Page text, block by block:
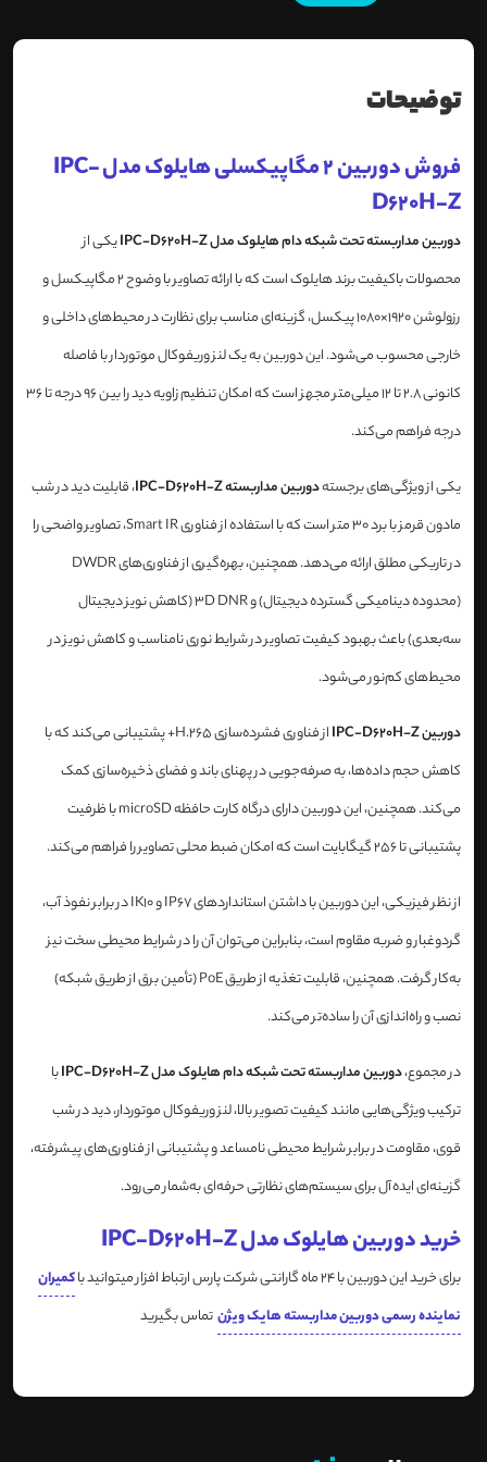
توضیحات
فروش دوربین 2 مگاپیکسلی هایلوک مدل IPC-
D620H-Z
دوربین مداربسته تحت شبکه دام هایلوک مدل IPC-D620H-Z
یکی از
محصولات باکیفیت برند هایلوک است که با ارائه تصاویر با وضوح 2 مگاپیکسل و
رزولوشن 1920×1080 پیکسل، گزینه‌ای مناسب برای نظارت در محیط‌های داخلی و
خارجی محسوب می‌شود. این دوربین به یک لنز وریفوکال موتوردار با فاصله
کانونی 2.8 تا 12 میلی‌متر مجهز است که امکان تنظیم زاویه دید را بین 96 درجه تا 36
درجه فراهم می‌کند.​
یکی از ویژگی‌های برجستهدوربین مداربسته IPC-D620H-Z
، قابلیت دید در شب
مادون قرمز با برد 30 متر است که با استفاده از فناوری Smart IR، تصاویر واضحی را
در تاریکی مطلق ارائه می‌دهد. همچنین، بهره‌گیری از فناوری‌های DWDR
(محدوده دینامیکی گسترده دیجیتال) و 3D DNR (کاهش نویز دیجیتال
سه‌بعدی) باعث بهبود کیفیت تصاویر در شرایط نوری نامناسب و کاهش نویز در
محیط‌های کم‌نور می‌شود.​
دوربین IPC-D620H-Z
از فناوری فشرده‌سازی H.265+ پشتیبانی می‌کند که با
کاهش حجم داده‌ها، به صرفه‌جویی در پهنای باند و فضای ذخیره‌سازی کمک
می‌کند. همچنین، این دوربین دارای درگاه کارت حافظه microSD با ظرفیت
پشتیبانی تا 256 گیگابایت است که امکان ضبط محلی تصاویر را فراهم می‌کند.​
از نظر فیزیکی، این دوربین با داشتن استانداردهای IP67 و IK10 در برابر نفوذ آب،
گردوغبار و ضربه مقاوم است، بنابراین می‌توان آن را در شرایط محیطی سخت نیز
به‌کار گرفت. همچنین، قابلیت تغذیه از طریق PoE (تأمین برق از طریق شبکه)
نصب و راه‌اندازی آن را ساده‌تر می‌کند.​
در مجموع،دوربین مداربسته تحت شبکه دام هایلوک مدل IPC-D620H-Z
با
ترکیب ویژگی‌هایی مانند کیفیت تصویر بالا، لنز وریفوکال موتوردار، دید در شب
قوی، مقاومت در برابر شرایط محیطی نامساعد و پشتیبانی از فناوری‌های پیشرفته،
گزینه‌ای ایده‌آل برای سیستم‌های نظارتی حرفه‌ای به‌شمار می‌رود.​
خرید دوربین هایلوک مدل IPC-D620H-Z
برای خرید این دوربین با 24 ماه گارانتی شرکت پارس ارتباط افزار میتوانید با
کمیران
نماینده رسمی دوربین مداربسته هایک ویژنتماس بگیرید